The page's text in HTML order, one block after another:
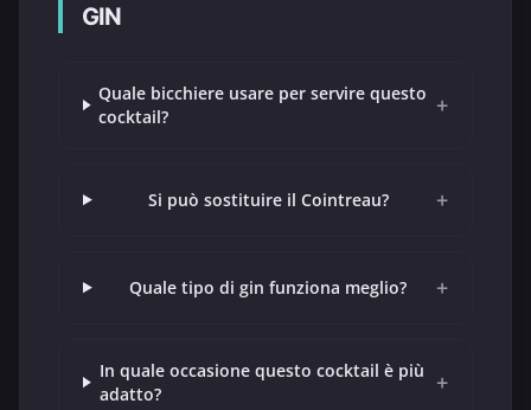
GIN
Quale bicchiere usare per servire questo
cocktail?
+
Si può sostituire il Cointreau? +
Quale tipo di gin funziona meglio? +
In quale occasione questo cocktail è più
adatto?
+